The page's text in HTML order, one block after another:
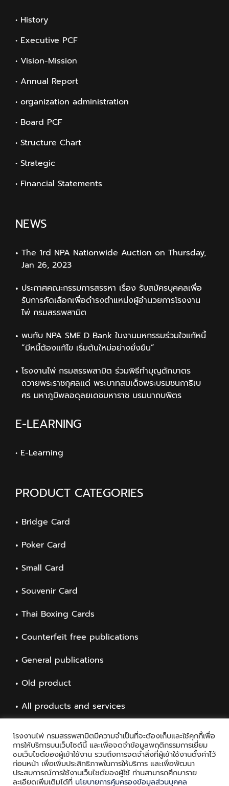
• History
• Executive PCF
• Vision-Mission
• Annual Report
• organization administration
• Board PCF
• Structure Chart
• Strategic
• Financial Statements
NEWS
The 1rd NPA Nationwide Auction on Thursday,
Jan 26, 2023
ประกาศคณะกรรมการสรรหา เรื่อง รับสมัครบุคคลเพื่อ
รับการคัดเลือกเพื่อดำรงตำแหน่งผู้อำนวยการโรงงาน
ไพ่ กรมสรรพสามิต
พบกับ NPA SME D Bank ในงานมหกรรมร่วมใจแก้หนี้
“มีหนี้ต้องแก้ไข เริ่มต้นใหม่อย่างยั่งยืน”
โรงงานไพ่ กรมสรรพสามิต ร่วมพิธีทำบุญตักบาตร
ถวายพระราชกุศลแด่ พระบาทสมเด็จพระบรมชนกาธิเบ
ศร มหาภูมิพลอดุลยเดชมหาราช บรมนาถบพิตร
E-LEARNING
• E-Learning
PRODUCT CATEGORIES
Bridge Card
Poker Card
Small Card
Souvenir Card
Thai Boxing Cards
Counterfeit free publications
General publications
Old product
All products and services
โรงงานไพ่ กรมสรรพสามิตมีความจำเป็นที่จะต้องเก็บและใช้คุกกี้เพื่อ
การให้บริการบนเว็บไซต์นี้ และเพื่อจดจำข้อมูลพฤติกรรมการเยี่ยม
ชมเว็บไซต์ของผู้เข้าใช้งาน รวมถึงการจดจำสิ่งที่ผู้เข้าใช้งานตั้งค่าไว้
ก่อนหน้า เพื่อเพิ่มประสิทธิภาพในการให้บริการ และเพื่อพัฒนา
ประสบการณ์การใช้งานเว็บไซต์ของผู้ใช้ ท่านสามารถศึกษาราย
ละเอียดเพิ่มเติมได้ที่ นโยบายการคุ้มครองข้อมูลส่วนบุคคล